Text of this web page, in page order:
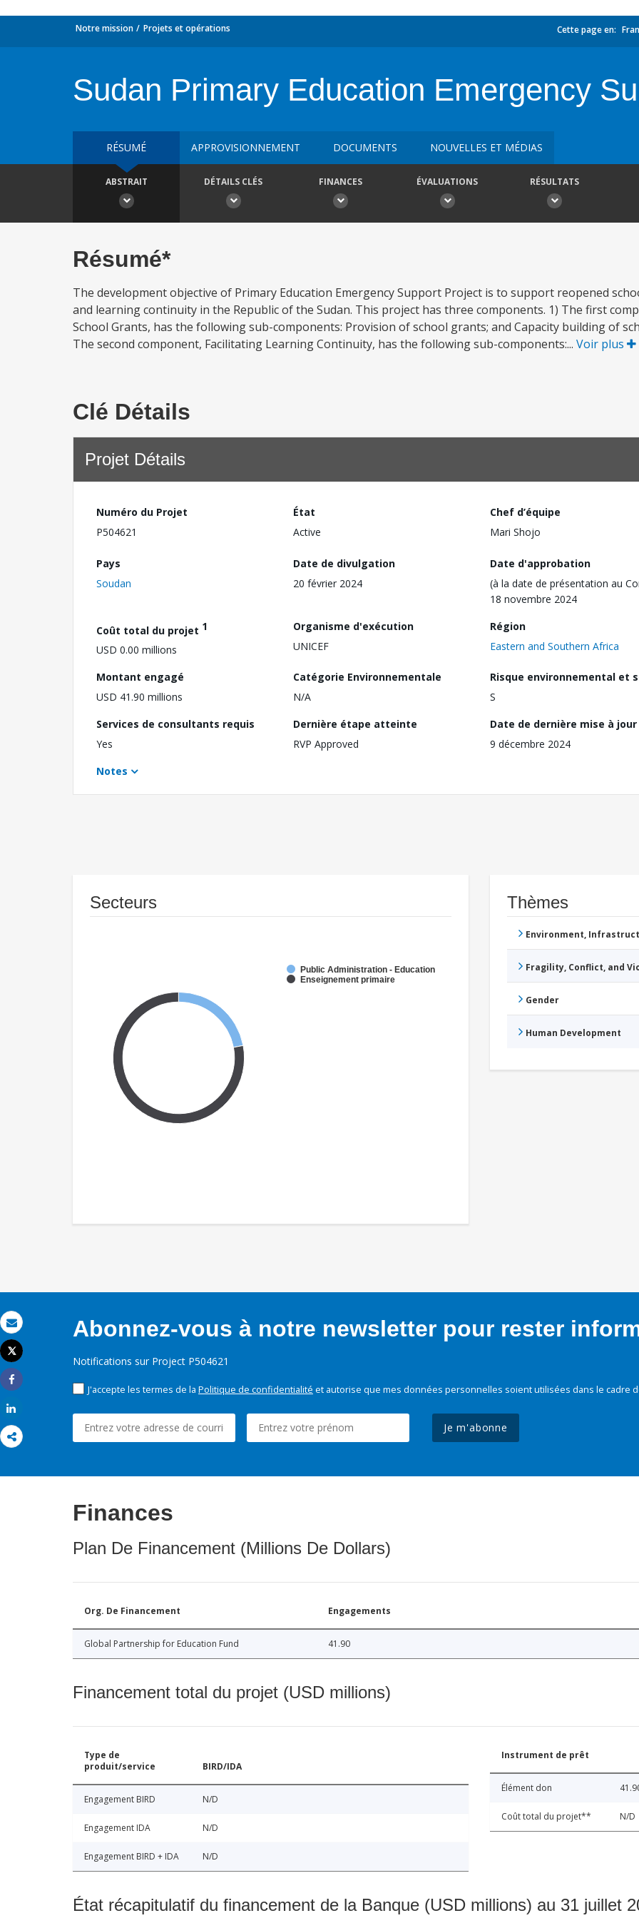
Email
Imprimer
Tweet
Share
Notre mission Projets et opérations Cette page en:
Sudan Primary Education Emergency
RÉSUMÉ APPROVISIONNEMENT DOCUMENTS NOUVELLES ET MÉDIAS
ABSTRAIT DÉTAILS CLÉS FINANCES ÉVALUATIONS RÉSULTATS
Résumé*
The development objective of Primary Education Emergency Support Project is to support reopened
and learning continuity in the Republic of the Sudan. This project has three components. 1) The first
School Grants, has the following sub-components: Provision of school grants; and Capacity building of
The second component, Facilitating Learning Continuity, has the following sub-components:... Voir plus
Clé Détails
Projet Détails
Numéro du Projet
P504621
État
Active
Chef d’équipe
Mari Shojo
Pays
Soudan
Date de divulgation
20 février 2024
Date d'approbation
(à la date de présentation au
18 novembre 2024
Coût total du projet 1
USD 0.00 millions
Organisme d'exécution
UNICEF
Région
Eastern and Southern Africa
Montant engagé
USD 41.90 millions
Catégorie Environnementale
N/A
Risque environnemental et
S
Services de consultants requis
Yes
Dernière étape atteinte
RVP Approved
Date de dernière mise à jour
9 décembre 2024
Notes
Secteurs
Public Administration - Education
Enseignement primaire
Thèmes
Environment,
Fragility, Conflict, and
Gender
Human Development
Abonnez-vous à notre newsletter pour rester
Notifications sur Project P504621
J'accepte les termes de la Politique de confidentialité et autorise que mes données personnelles soient utilisées dans le cadre
Je m'abonne
Finances
Plan De Financement (Millions De Dollars)
Org. De Financement Engagements
Global Partnership for Education Fund 41.90
Financement total du projet (USD millions)
Type de
produit/service
BIRD/IDA
Engagement BIRD N/D
Engagement IDA N/D
Engagement BIRD + IDA N/D
Instrument de prêt
Élément don
Coût total du projet** N/D
État récapitulatif du financement de la Banque (USD millions) au 31 juillet